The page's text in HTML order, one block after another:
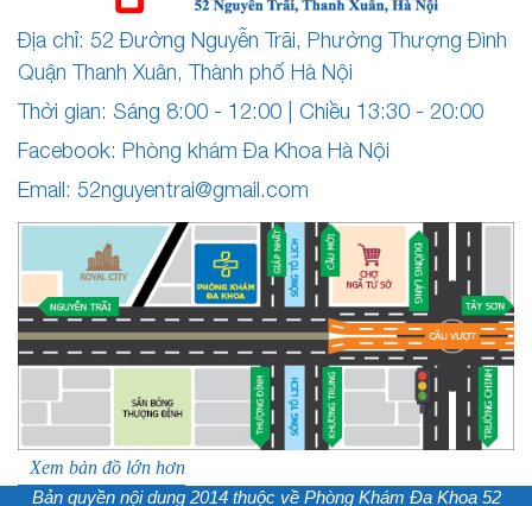
Địa chỉ: 52 Đường Nguyễn Trãi, Phường Thượng Đình
Quận Thanh Xuân, Thành phố Hà Nội
Thời gian: Sáng 8:00 - 12:00 | Chiều 13:30 - 20:00
Facebook: Phòng khám Đa Khoa Hà Nội
Email: 52nguyentrai@gmail.com
Xem bản đồ lớn hơn
Bản quyền nội dung 2014 thuộc về Phòng Khám Đa Khoa 52